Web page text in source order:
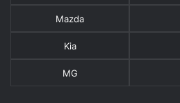
Mazda
Kia
MG